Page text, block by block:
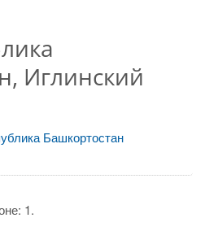
Иглинский
Башкортостан
1.